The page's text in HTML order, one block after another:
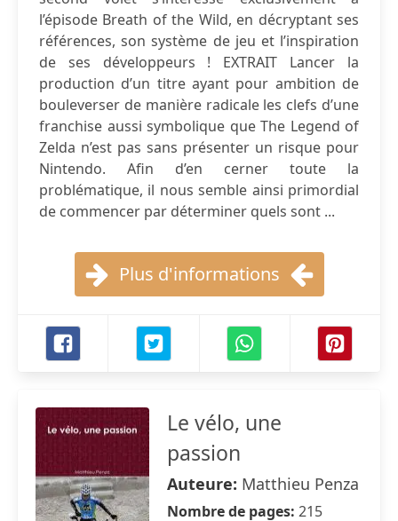
l’épisode Breath of the Wild, en décryptant ses
références, son système de jeu et l’inspiration
de ses développeurs ! EXTRAIT Lancer la
production d’un titre ayant pour ambition de
bouleverser de manière radicale les clefs d’une
franchise aussi symbolique que The Legend of
Zelda n’est pas sans présenter un risque pour
Nintendo. Afin d’en cerner toute la
problématique, il nous semble ainsi primordial
de commencer par déterminer quels sont ...
Plus d'informations
Le vélo, une
passion
Auteure: Matthieu Penza
Nombre de pages: 215